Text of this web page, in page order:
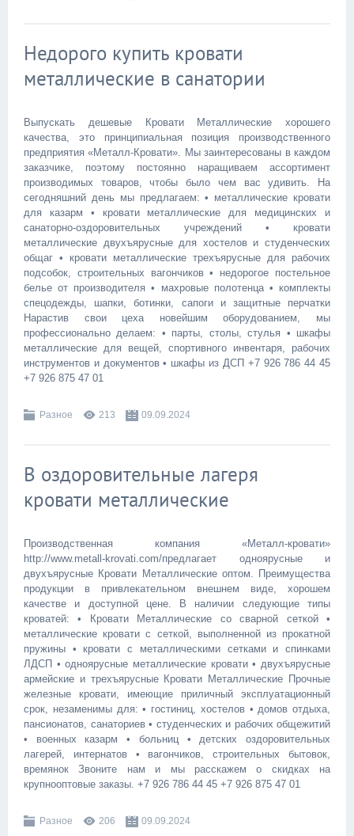
Недорого купить кровати
металлические в санатории
Выпускать дешевые Кровати Металлические хорошего
качества, это принципиальная позиция производственного
предприятия «Металл-Кровати». Мы заинтересованы в каждом
заказчике, поэтому постоянно наращиваем ассортимент
производимых товаров, чтобы было чем вас удивить. На
сегодняшний день мы предлагаем: • металлические кровати
для казарм • кровати металлические для медицинских и
санаторно-оздоровительных учреждений • кровати
металлические двухъярусные для хостелов и студенческих
общаг • кровати металлические трехъярусные для рабочих
подсобок, строительных вагончиков • недорогое постельное
белье от производителя • махровые полотенца • комплекты
спецодежды, шапки, ботинки, сапоги и защитные перчатки
Нарастив свои цеха новейшим оборудованием, мы
профессионально делаем: • парты, столы, стулья • шкафы
металлические для вещей, спортивного инвентаря, рабочих
инструментов и документов • шкафы из ДСП +7 926 786 44 45
+7 926 875 47 01
Разное 213 09.09.2024
В оздоровительные лагеря
кровати металлические
Производственная компания «Металл-кровати»
http://www.metall-krovati.com/предлагает одноярусные и
двухъярусные Кровати Металлические оптом. Преимущества
продукции в привлекательном внешнем виде, хорошем
качестве и доступной цене. В наличии следующие типы
кроватей: • Кровати Металлические со сварной сеткой •
металлические кровати с сеткой, выполненной из прокатной
пружины • кровати с металлическими сетками и спинками
ЛДСП • одноярусные металлические кровати • двухъярусные
армейские и трехъярусные Кровати Металлические Прочные
железные кровати, имеющие приличный эксплуатационный
срок, незаменимы для: • гостиниц, хостелов • домов отдыха,
пансионатов, санаториев • студенческих и рабочих общежитий
• военных казарм • больниц • детских оздоровительных
лагерей, интернатов • вагончиков, строительных бытовок,
времянок Звоните нам и мы расскажем о скидках на
крупнооптовые заказы. +7 926 786 44 45 +7 926 875 47 01
Разное 206 09.09.2024